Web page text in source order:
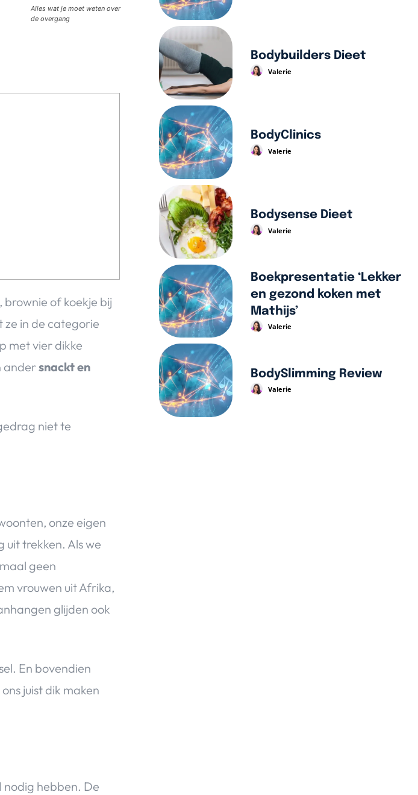
Alles wat je moet weten over
de overgang
brownie of koekje bij
ze in de categorie
met vier dikke
andersnackt en
niet te
onze eigen
uit trekken. Als we
geen
vrouwen uit Afrika,
glijden ook
En bovendien
juist dik maken
hebben. De
Bodybuilders Dieet
Valerie
BodyClinics
Valerie
Bodysense Dieet
Valerie
Boekpresentatie ‘Lekker
en gezond koken met
Mathijs’
Valerie
BodySlimming Review
Valerie